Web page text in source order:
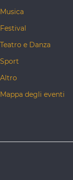
Musica
Festival
Teatro e Danza
Sport
Altro
Mappa degli eventi